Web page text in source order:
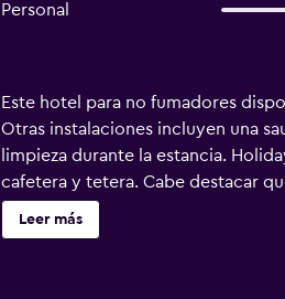
Personal
Este hotel para no fumadores
Otras instalaciones incluyen una
limpieza durante la estancia.
cafetera y tetera. Cabe destacar
plana de 43 pulgadas con canales
secador de pelo. Los huéspedes
Leer más